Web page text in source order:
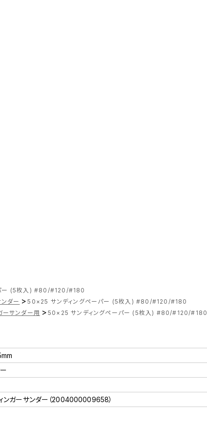
ー (5枚入) #80/#120/#180
ダー > 50×25 サンディングペーパー (5枚入) #80/#120/#180
ーサンダー用 > 50×25 サンディングペーパー (5枚入) #80/#120/#180
ンガーサンダー（2004000009658）